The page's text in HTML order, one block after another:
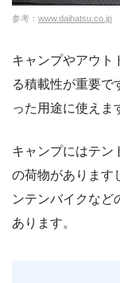
参考： www.daihatsu.co.jp
キャンプやアウト
る積載性が重要で
った用途に使えま
キャンプにはテン
の荷物があります
ンテンバイクなど
あります。